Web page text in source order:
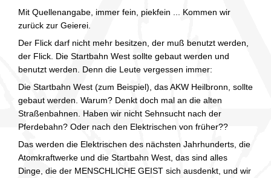
Mit Quellenangabe, immer fein, piekfein ... Kommen wir
zurück zur Geierei.
Der Flick darf nicht mehr besitzen, der muß benutzt werden,
der Flick. Die Startbahn West sollte gebaut werden und
benutzt werden. Denn die Leute vergessen immer:
Die Startbahn West (zum Beispiel), das AKW Heilbronn, sollte
gebaut werden. Warum? Denkt doch mal an die alten
Straßenbahnen. Haben wir nicht Sehnsucht nach der
Pferdebahn? Oder nach den Elektrischen von früher??
Das werden die Elektrischen des nächsten Jahrhunderts, die
Atomkraftwerke und die Startbahn West, das sind alles
Dinge, die der MENSCHLICHE GEIST sich ausdenkt, und wir